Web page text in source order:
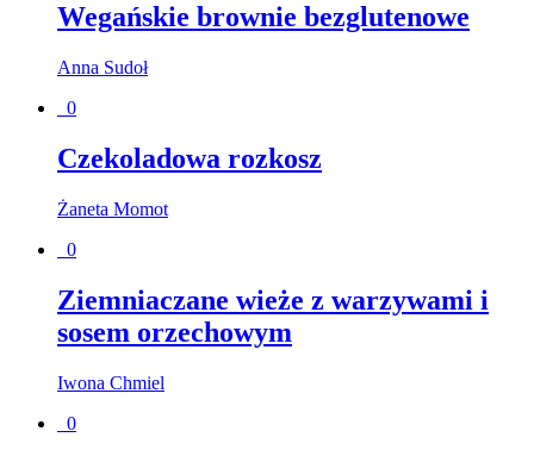
Wegańskie brownie bezglutenowe
Anna Sudoł
0
Czekoladowa rozkosz
Żaneta Momot
0
Ziemniaczane wieże z warzywami i
sosem orzechowym
Iwona Chmiel
0